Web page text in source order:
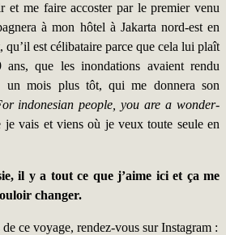
et me faire accoster par le premier venu
à mon hôtel à Jakarta nord-est en
qu’il est célibataire parce que cela lui plaît
que les inondations avaient rendu
un mois plus tôt, qui me donnera son
indonesian people, you are a wonder-
je vais et viens où je veux toute seule en
il y a tout ce que j’aime ici et ça me
changer.
ce voyage, rendez-vous sur Instagram :